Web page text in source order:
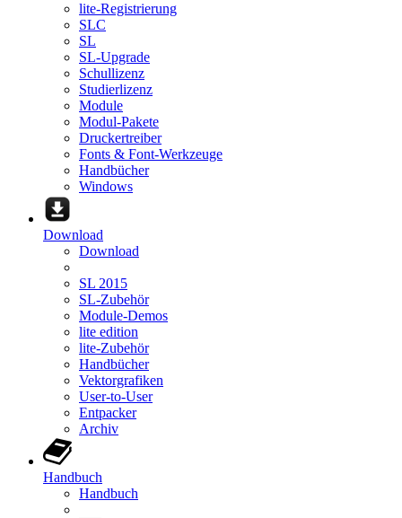
lite-Registrierung
SLC
SL
SL-Upgrade
Schullizenz
Studierlizenz
Module
Modul-Pakete
Druckertreiber
Fonts & Font-Werkzeuge
Handbücher
Windows
Download
Download
SL 2015
SL-Zubehör
Module-Demos
lite edition
lite-Zubehör
Handbücher
Vektorgrafiken
User-to-User
Entpacker
Archiv
Handbuch
Handbuch